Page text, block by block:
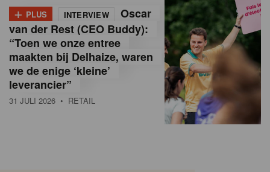
+ PLUS INTERVIEW
Oscar
van der Rest (CEO Buddy):
“Toen we onze entree
maakten bij Delhaize, waren
we de enige ‘kleine’
leverancier”
31 JULI 2026 • RETAIL